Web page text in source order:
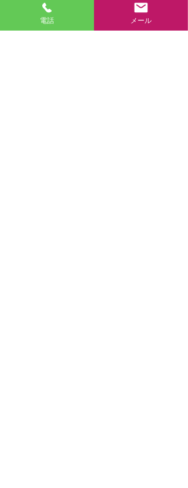
0511-2025♦定期で校内席次が出ないと
か♦定期実施すらない♦そんな地方の生
徒が♦大学受験で♦急に緊張しろと言わ
電話 メール